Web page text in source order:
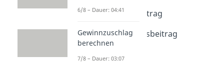
Stückdeckungsbeitrag
Relativer Deckungsbeitrag
Dauer: 04:02
6/8 – Dauer: 04:41
Gewinnzuschlag
berechnen
7/8 – Dauer: 03:07